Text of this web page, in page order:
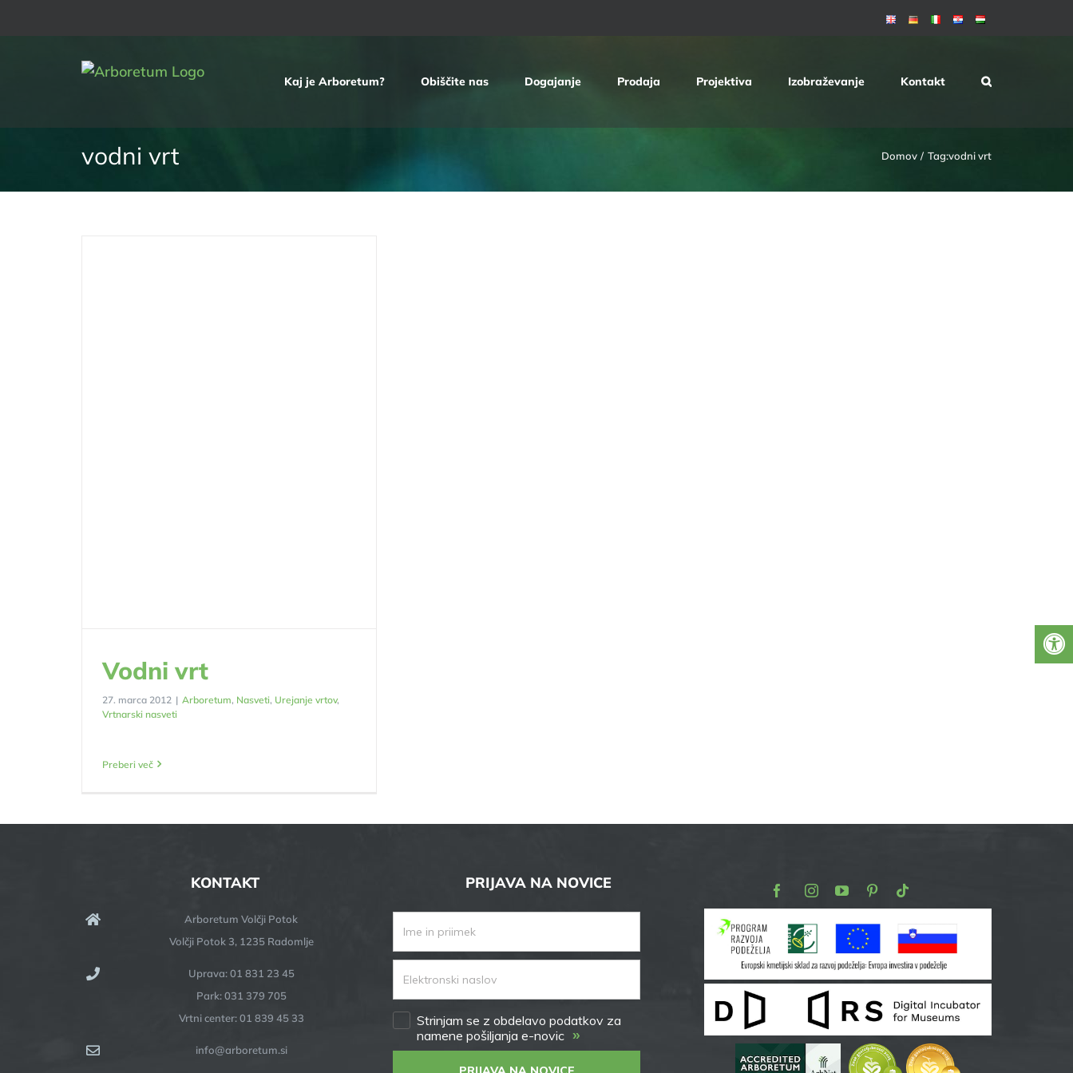
Kaj je Arboretum? Obiščite nas Dogajanje Prodaja Projektiva Izobraževanje Kontakt
vodni vrt Domov Tag:vodni vrt
Vodni vrt
27. marca 2012 | Arboretum, Nasveti, Urejanje vrtov,
Vrtnarski nasveti
Preberi več
KONTAKT
Arboretum Volčji Potok
Volčji Potok 3, 1235 Radomlje
Uprava: 01 831 23 45
Park: 031 379 705
Vrtni center: 01 839 45 33
info@arboretum.si
PRIJAVA NA NOVICE
Strinjam se z obdelavo podatkov za
namene pošiljanja e-novic »
FacebookInstagram
YoutubePinterest